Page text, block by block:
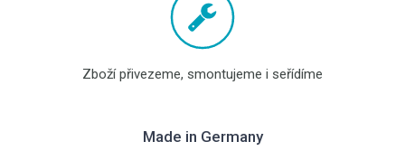
Zboží přivezeme, smontujeme i seřídíme
Made in Germany